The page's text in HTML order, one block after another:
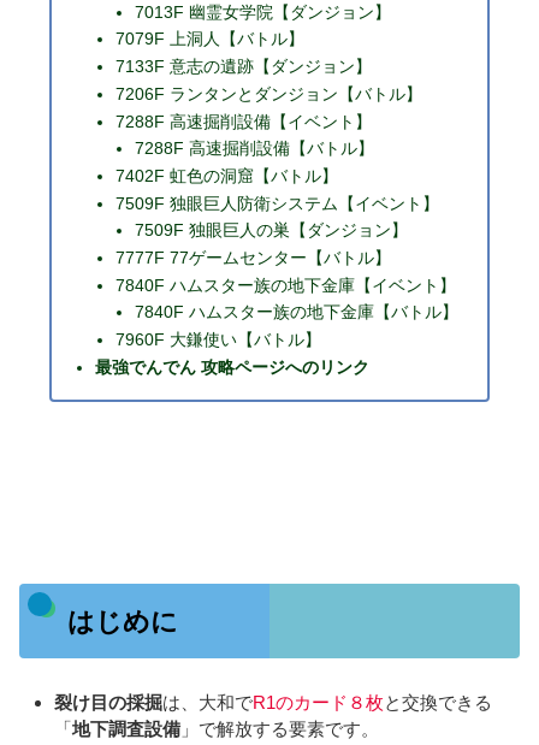
7013F 幽霊女学院【ダンジョン】
7079F 上洞人【バトル】
7133F 意志の遺跡【ダンジョン】
7206F ランタンとダンジョン【バトル】
7288F 高速掘削設備【イベント】
7288F 高速掘削設備【バトル】
7402F 虹色の洞窟【バトル】
7509F 独眼巨人防衛システム【イベント】
7509F 独眼巨人の巣【ダンジョン】
7777F 77ゲームセンター【バトル】
7840F ハムスター族の地下金庫【イベント】
7840F ハムスター族の地下金庫【バトル】
7960F 大鎌使い【バトル】
最強でんでん 攻略ページへのリンク
はじめに
裂け目の採掘は、大和でR1のカード８枚と交換できる
「地下調査設備 」で解放する要素です。